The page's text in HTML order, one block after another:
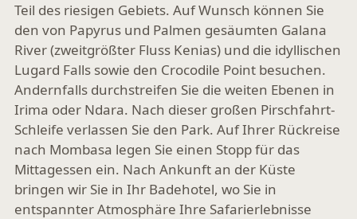
Teil des riesigen Gebiets. Auf Wunsch können Sie
den von Papyrus und Palmen gesäumten Galana
River (zweitgrößter Fluss Kenias) und die idyllischen
Lugard Falls sowie den Crocodile Point besuchen.
Andernfalls durchstreifen Sie die weiten Ebenen in
Irima oder Ndara. Nach dieser großen Pirschfahrt-
Schleife verlassen Sie den Park. Auf Ihrer Rückreise
nach Mombasa legen Sie einen Stopp für das
Mittagessen ein. Nach Ankunft an der Küste
bringen wir Sie in Ihr Badehotel, wo Sie in
entspannter Atmosphäre Ihre Safarierlebnisse